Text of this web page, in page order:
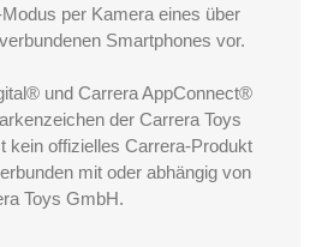
per Kamera eines über
Smartphones vor.
und Carrera AppConnect®
der Carrera Toys
kein offizielles Carrera-Produkt
mit oder abhängig von
Toys GmbH.